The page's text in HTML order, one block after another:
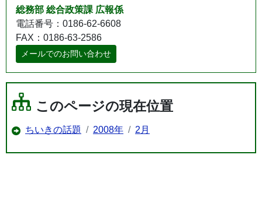
総務部 総合政策課 広報係
電話番号：0186-62-6608
FAX：0186-63-2586
メールでのお問い合わせ
このページの現在位置
ちいきの話題 2008年 2月